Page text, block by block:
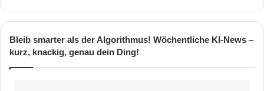
Bleib smarter als der Algorithmus! Wöchentliche KI-News –
kurz, knackig, genau dein Ding!